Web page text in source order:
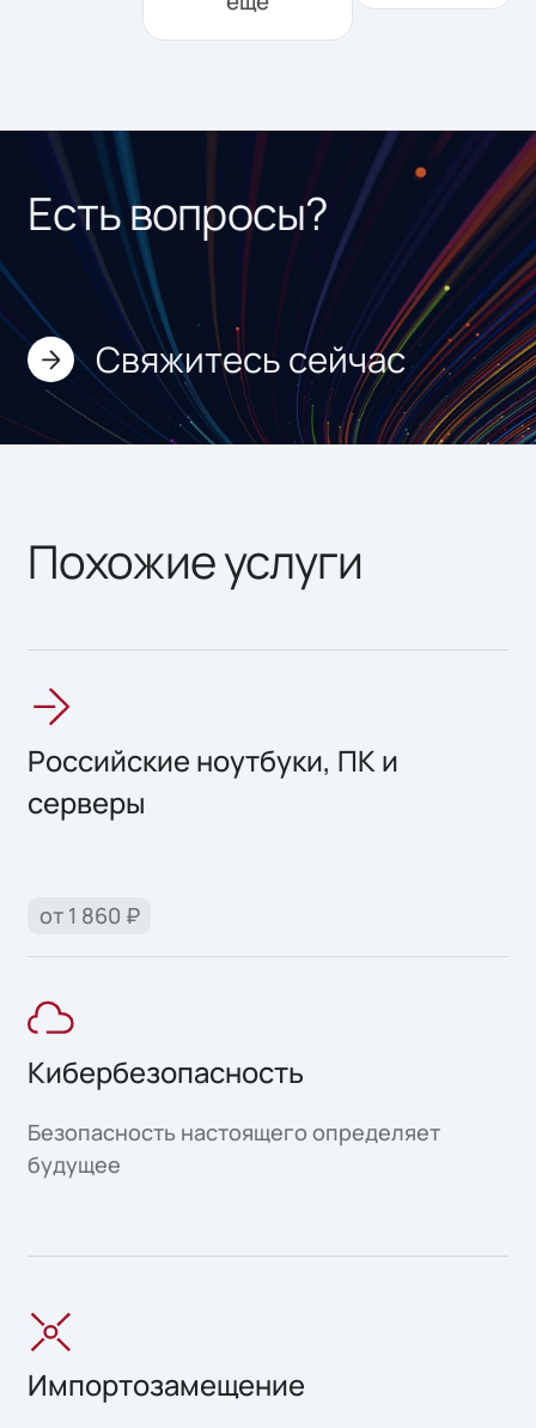
Есть вопросы?
Свяжитесь сейчас
Похожие услуги
Российские ноутбуки, ПК и
серверы
от 1 860 ₽
Кибербезопасность
Безопасность настоящего определяет
будущее
Импортозамещение